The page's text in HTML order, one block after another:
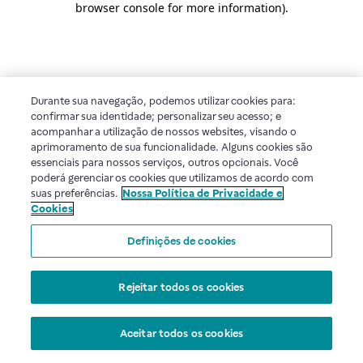
browser console for more information).
Durante sua navegação, podemos utilizar cookies para:
confirmar sua identidade; personalizar seu acesso; e
acompanhar a utilização de nossos websites, visando o
aprimoramento de sua funcionalidade. Alguns cookies são
essenciais para nossos serviços, outros opcionais. Você
poderá gerenciar os cookies que utilizamos de acordo com
suas preferências. Nossa Política de Privacidade e
Cookies
Definições de cookies
Rejeitar todos os cookies
Aceitar todos os cookies